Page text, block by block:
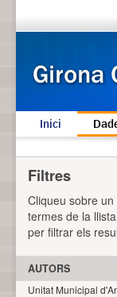
Inici
Filtres
Cliqueu sobre
termes de la
per filtrar els
AUTORS
Unitat Municipal